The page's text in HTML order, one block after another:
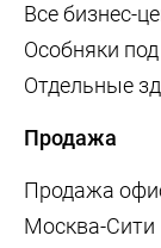
Все бизнес-
Особняки
Отдельные
Продажа
Продажа
Москва-Сити